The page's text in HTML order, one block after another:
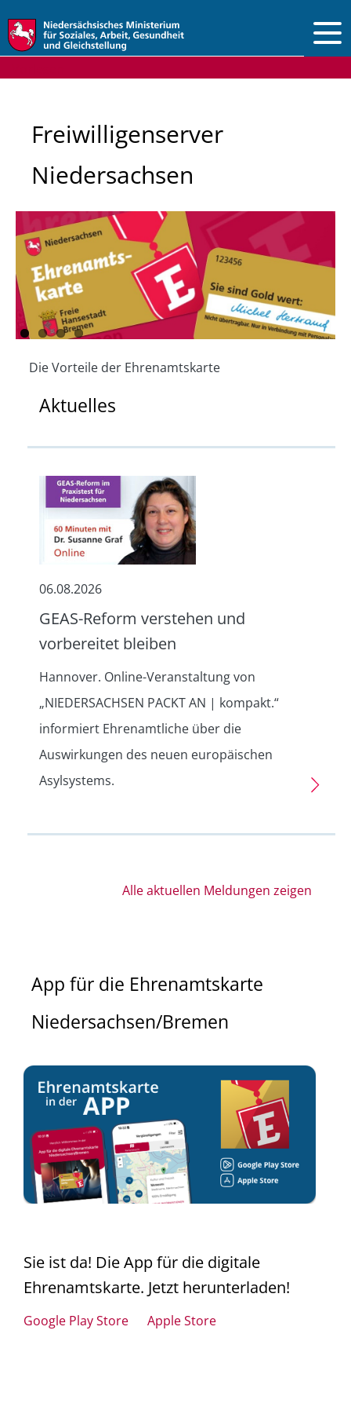
Freiwilligenserver
Niedersachsen
Die Vorteile der Ehrenamtskarte
Engagement für Geflüchtete und mit
More
Freiwillig bei der Feuerwehr
Der Wünschewagen
Aktuelles
06.08.2026
GEAS-Reform verstehen und
vorbereitet bleiben
Hannover. Online-Veranstaltung von
„NIEDERSACHSEN PACKT AN | kompakt.“
informiert Ehrenamtliche über die
Auswirkungen des neuen europäischen
Asylsystems.
Alle aktuellen Meldungen zeigen
App für die Ehrenamtskarte
Niedersachsen/Bremen
Sie ist da! Die App für die digitale
Ehrenamtskarte. Jetzt herunterladen!
Google Play Store Apple Store